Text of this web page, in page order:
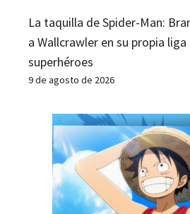
La taquilla de Spider-Man:
a Wallcrawler en su propia
superhéroes
9 de agosto de 2026